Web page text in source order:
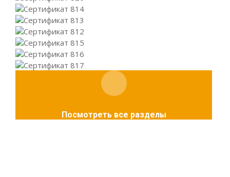
Посмотреть все разделы